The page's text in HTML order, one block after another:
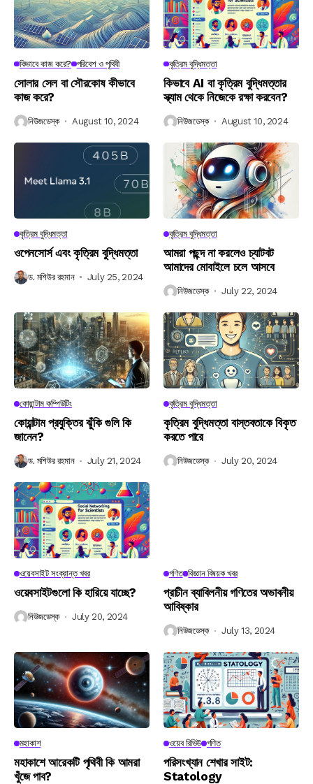
কিভাবে কাজ করে? পরিবেশ ও পৃথিবী
সোলার সেল বা সৌরকোষ কীভাবে
কাজ করে?
নিউজডেস্ক August 10, 2024
কৃত্রিম বুদ্ধিমত্তা
কিভাবে AI বা কৃত্রিম বুদ্ধিমত্তার
স্ক্যাম থেকে নিজেকে রক্ষা করবেন?
নিউজডেস্ক August 10, 2024
কৃত্রিম বুদ্ধিমত্তা
ওপেনসোর্স এবং কৃত্রিম বুদ্ধিমত্তা
ড. মশিউর রহমান July 25, 2024
কৃত্রিম বুদ্ধিমত্তা
আমরা পছন্দ না করলেও চ্যাটবট
আমাদের মোবাইলে চলে আসবে
নিউজডেস্ক July 22, 2024
কোয়ান্টাম কম্পিউটিং
কোয়ান্টাম প্রযুক্তির ঝুঁকি গুলি কি
জানেন?
ড. মশিউর রহমান July 21, 2024
কৃত্রিম বুদ্ধিমত্তা
কৃত্রিম বুদ্ধিমত্তা বাস্তবতাকে বিকৃত
করতে পারে
নিউজডেস্ক July 20, 2024
ওয়েবসাইট সংক্রান্ত খবর
ওয়েবসাইটগুলো কি হারিয়ে যাচ্ছে?
নিউজডেস্ক July 20, 2024
গণিত বিজ্ঞান বিষয়ক খবর
প্রাচীন ব্যাবিলনীয় গণিতের অভাবনীয়
আবিষ্কার
নিউজডেস্ক July 13, 2024
মহাকাশ
মহাকাশে আরেকটি পৃথিবী কি আমরা
খুঁজে পাব?
ওয়েব রিভিউ গণিত
পরিসংখ্যান শেখার সাইট:
Statology